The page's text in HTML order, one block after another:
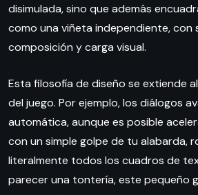
disimulada, sino que además
como una viñeta independiente, con
composición y carga visual.
Esta filosofía de diseño se extiende
del juego. Por ejemplo, los diálogos
automática, aunque es posible
con un simple golpe de tu alabarda,
literalmente todos los cuadros de
parecer una tontería, este pequeño